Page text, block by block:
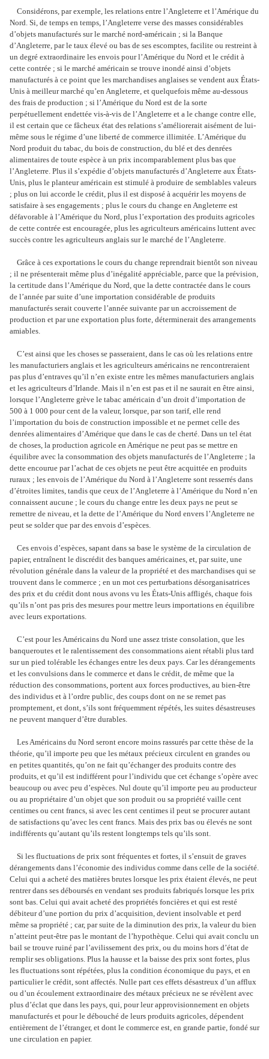
Considérons, par exemple, les relations entre l’Angleterre et l’Amérique du
Nord. Si, de temps en temps, l’Angleterre verse des masses considérables
d’objets manufacturés sur le marché nord-américain ; si la Banque
d’Angleterre, par le taux élevé ou bas de ses escomptes, facilite ou restreint à
un degré extraordinaire les envois pour l’Amérique du Nord et le crédit à
cette contrée ; si le marché américain se trouve inondé ainsi d’objets
manufacturés à ce point que les marchandises anglaises se vendent aux États-
Unis à meilleur marché qu’en Angleterre, et quelquefois même au-dessous
des frais de production ; si l’Amérique du Nord est de la sorte
perpétuellement endettée vis-à-vis de l’Angleterre et a le change contre elle,
il est certain que ce fâcheux état des relations s’améliorerait aisément de lui-
même sous le régime d’une liberté de commerce illimitée. L’Amérique du
Nord produit du tabac, du bois de construction, du blé et des denrées
alimentaires de toute espèce à un prix incomparablement plus bas que
l’Angleterre. Plus il s’expédie d’objets manufacturés d’Angleterre aux États-
Unis, plus le planteur américain est stimulé à produire de semblables valeurs
; plus on lui accorde le crédit, plus il est disposé à acquérir les moyens de
satisfaire à ses engagements ; plus le cours du change en Angleterre est
défavorable à l’Amérique du Nord, plus l’exportation des produits agricoles
de cette contrée est encouragée, plus les agriculteurs américains luttent avec
succès contre les agriculteurs anglais sur le marché de l’Angleterre.
Grâce à ces exportations le cours du change reprendrait bientôt son niveau
; il ne présenterait même plus d’inégalité appréciable, parce que la prévision,
la certitude dans l’Amérique du Nord, que la dette contractée dans le cours
de l’année par suite d’une importation considérable de produits
manufacturés serait couverte l’année suivante par un accroissement de
production et par une exportation plus forte, déterminerait des arrangements
amiables.
C’est ainsi que les choses se passeraient, dans le cas où les relations entre
les manufacturiers anglais et les agriculteurs américains ne rencontreraient
pas plus d’entraves qu’il n’en existe entre les mêmes manufacturiers anglais
et les agriculteurs d’Irlande. Mais il n’en est pas et il ne saurait en être ainsi,
lorsque l’Angleterre grève le tabac américain d’un droit d’importation de
500 à 1 000 pour cent de la valeur, lorsque, par son tarif, elle rend
l’importation du bois de construction impossible et ne permet celle des
denrées alimentaires d’Amérique que dans le cas de cherté. Dans un tel état
de choses, la production agricole en Amérique ne peut pas se mettre en
équilibre avec la consommation des objets manufacturés de l’Angleterre ; la
dette encourue par l’achat de ces objets ne peut être acquittée en produits
ruraux ; les envois de l’Amérique du Nord à l’Angleterre sont resserrés dans
d’étroites limites, tandis que ceux de l’Angleterre à l’Amérique du Nord n’en
connaissent aucune ; le cours du change entre les deux pays ne peut se
remettre de niveau, et la dette de l’Amérique du Nord envers l’Angleterre ne
peut se solder que par des envois d’espèces.
Ces envois d’espèces, sapant dans sa base le système de la circulation de
papier, entraînent le discrédit des banques américaines, et, par suite, une
révolution générale dans la valeur de la propriété et des marchandises qui se
trouvent dans le commerce ; en un mot ces perturbations désorganisatrices
des prix et du crédit dont nous avons vu les États-Unis affligés, chaque fois
qu’ils n’ont pas pris des mesures pour mettre leurs importations en équilibre
avec leurs exportations.
C’est pour les Américains du Nord une assez triste consolation, que les
banqueroutes et le ralentissement des consommations aient rétabli plus tard
sur un pied tolérable les échanges entre les deux pays. Car les dérangements
et les convulsions dans le commerce et dans le crédit, de même que la
réduction des consommations, portent aux forces productives, au bien-être
des individus et à l’ordre public, des coups dont on ne se remet pas
promptement, et dont, s’ils sont fréquemment répétés, les suites désastreuses
ne peuvent manquer d’être durables.
Les Américains du Nord seront encore moins rassurés par cette thèse de la
théorie, qu’il importe peu que les métaux précieux circulent en grandes ou
en petites quantités, qu’on ne fait qu’échanger des produits contre des
produits, et qu’il est indifférent pour l’individu que cet échange s’opère avec
beaucoup ou avec peu d’espèces. Nul doute qu’il importe peu au producteur
ou au propriétaire d’un objet que son produit ou sa propriété vaille cent
centimes ou cent francs, si avec les cent centimes il peut se procurer autant
de satisfactions qu’avec les cent francs. Mais des prix bas ou élevés ne sont
indifférents qu’autant qu’ils restent longtemps tels qu’ils sont.
Si les fluctuations de prix sont fréquentes et fortes, il s’ensuit de graves
dérangements dans l’économie des individus comme dans celle de la société.
Celui qui a acheté des matières brutes lorsque les prix étaient élevés, ne peut
rentrer dans ses déboursés en vendant ses produits fabriqués lorsque les prix
sont bas. Celui qui avait acheté des propriétés foncières et qui est resté
débiteur d’une portion du prix d’acquisition, devient insolvable et perd
même sa propriété ; car, par suite de la diminution des prix, la valeur du bien
n’atteint peut-être pas le montant de l’hypothèque. Celui qui avait conclu un
bail se trouve ruiné par l’avilissement des prix, ou du moins hors d’état de
remplir ses obligations. Plus la hausse et la baisse des prix sont fortes, plus
les fluctuations sont répétées, plus la condition économique du pays, et en
particulier le crédit, sont affectés. Nulle part ces effets désastreux d’un afflux
ou d’un écoulement extraordinaire des métaux précieux ne se révèlent avec
plus d’éclat que dans les pays, qui, pour leur approvisionnement en objets
manufacturés et pour le débouché de leurs produits agricoles, dépendent
entièrement de l’étranger, et dont le commerce est, en grande partie, fondé sur
une circulation en papier.